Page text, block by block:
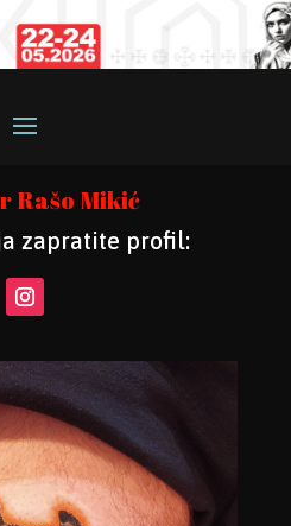
Rašo Mikić
zapratite profil: